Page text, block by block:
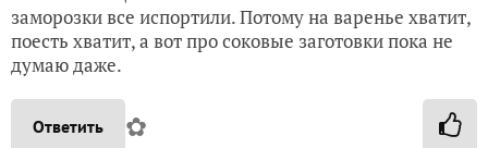
заморозки все испортили. Потому на варенье хватит,
поесть хватит, а вот про соковые заготовки пока не
думаю даже.
Ответить ✿